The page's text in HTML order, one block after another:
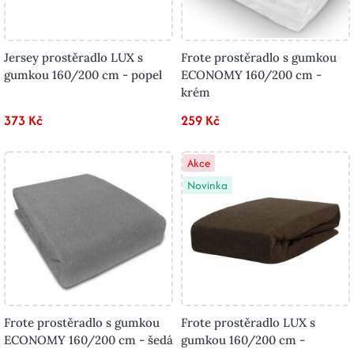
Jersey prostěradlo LUX s
gumkou 160/200 cm - popel
373 Kč
Frote prostěradlo s gumkou
ECONOMY 160/200 cm -
krém
259 Kč
Frote prostěradlo s gumkou
ECONOMY 160/200 cm - šedá
Akce
Novinka
Frote prostěradlo LUX s
gumkou 160/200 cm -